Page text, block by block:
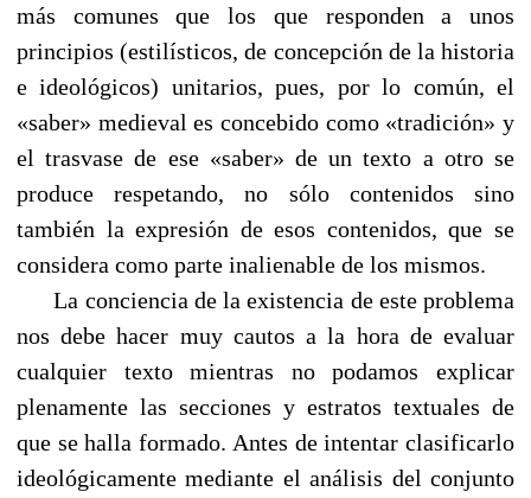
más comunes que los que responden a unos
principios (estilísticos, de concepción de la historia
e ideológicos) unitarios, pues, por lo común, el
«saber» medieval es concebido como «tradición» y
el trasvase de ese «saber» de un texto a otro se
produce respetando, no sólo contenidos sino
también la expresión de esos contenidos, que se
considera como parte inalienable de los mismos.
La conciencia de la existencia de este problema
nos debe hacer muy cautos a la hora de evaluar
cualquier texto mientras no podamos explicar
plenamente las secciones y estratos textuales de
que se halla formado. Antes de intentar clasificarlo
ideológicamente mediante el análisis del conjunto